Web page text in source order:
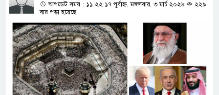
আপডেট সময় : ১১:২২:১৭ পূর্বাহ্ন, মঙ্গলবার, ৩ মার্চ ২০২৬
২২৯
বার পড়া হয়েছে